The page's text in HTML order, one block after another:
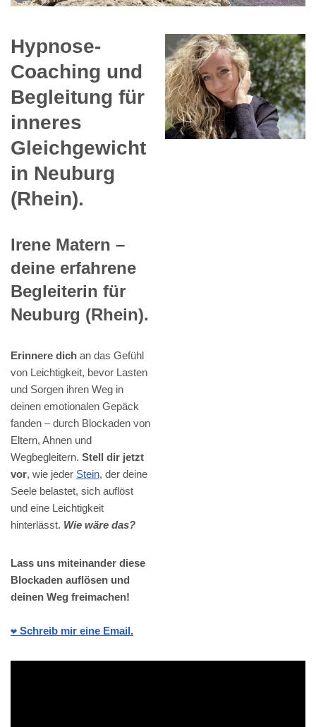
Hypnose-
Coaching und
Begleitung für
inneres
Gleichgewicht
in Neuburg
(Rhein).
Irene Matern –
deine erfahrene
Begleiterin für
Neuburg (Rhein).
Erinnere dich an das Gefühl
von Leichtigkeit, bevor Lasten
und Sorgen ihren Weg in
deinen emotionalen Gepäck
fanden – durch Blockaden von
Eltern, Ahnen und
Wegbegleitern. Stell dir jetzt
vor, wie jeder Stein, der deine
Seele belastet, sich auflöst
und eine Leichtigkeit
hinterlässt. Wie wäre das?
Lass uns miteinander diese
Blockaden auflösen und
deinen Weg freimachen!
❤️ Schreib mir eine Email.